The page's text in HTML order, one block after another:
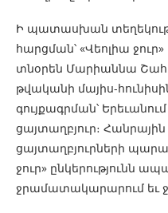
Ի պատասխան
հարցման՝ «Վեոլիա
տնօրեն Մարիաննա
թվականի մայիս-
գույքագրման՝
ցայտաղբյուր։
ցայտաղբյուրների
ջուր» ընկերությունն
ջրամատակարարում եւ